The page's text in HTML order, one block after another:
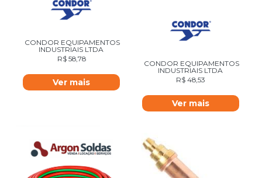
CONDOR EQUIPAMENTOS
INDUSTRIAIS LTDA
R$58,78
Ver mais
CONDOR EQUIPAMENTOS
INDUSTRIAIS LTDA
R$ 48,53
Ver mais